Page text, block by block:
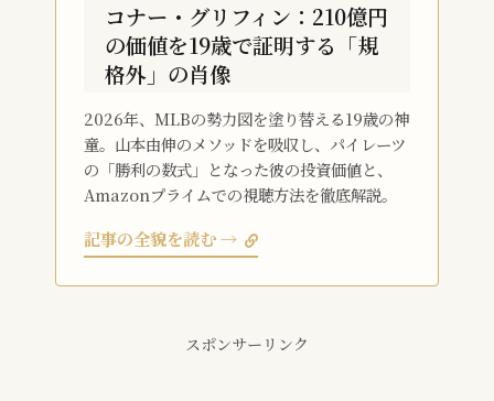
コナー・グリフィン：210億円
の価値を19歳で証明する「規
格外」の肖像
2026年、MLBの勢力図を塗り替える19歳の神
童。山本由伸のメソッドを吸収し、パイレーツ
の「勝利の数式」となった彼の投資価値と、
Amazonプライムでの視聴方法を徹底解説。
記事の全貌を読む →
スポンサーリンク